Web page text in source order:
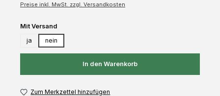
Preise inkl. MwSt. zzgl. Versandkosten
Mit Versand
ja
nein
In den Warenkorb
Zum Merkzettel hinzufügen